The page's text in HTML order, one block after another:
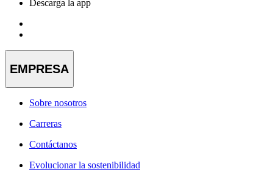
Descarga la app
EMPRESA
Sobre nosotros
Carreras
Contáctanos
Evolucionar la sostenibilidad